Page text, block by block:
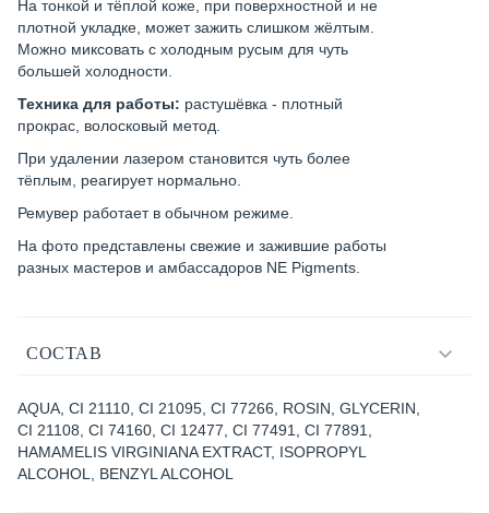
На тонкой и тёплой коже, при поверхностной и не
плотной укладке, может зажить слишком жёлтым.
Можно миксовать с холодным русым для чуть
большей холодности.
Техника для работы: растушёвка - плотный
прокрас, волосковый метод.
При удалении лазером становится чуть более
тёплым, реагирует нормально.
Ремувер работает в обычном режиме.
На фото представлены свежие и зажившие работы
разных мастеров и амбассадоров NE Pigments.
СОСТАВ
AQUA, CI 21110, CI 21095, CI 77266, ROSIN, GLYCERIN,
CI 21108, CI 74160, CI 12477, CI 77491, CI 77891,
HAMAMELIS VIRGINIANA EXTRACT, ISOPROPYL
ALCOHOL, BENZYL ALCOHOL